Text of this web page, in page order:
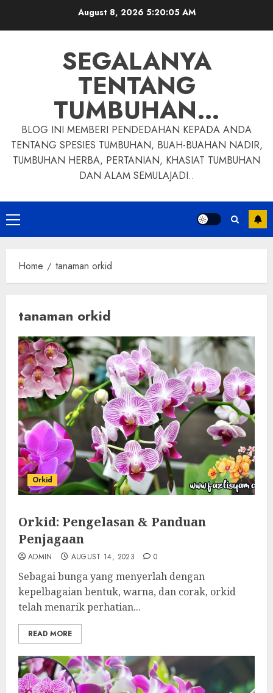
August 8, 2026 5:20:06 AM
SEGALANYA
TENTANG
TUMBUHAN…
BLOG INI MEMBERI PENDEDAHAN KEPADA ANDA
TENTANG SPESIES TUMBUHAN, BUAH-BUAHAN NADIR,
TUMBUHAN HERBA, PERTANIAN, KHASIAT TUMBUHAN
DAN ALAM SEMULAJADI..
Primary
Menu
Home tanaman orkid
tanaman orkid
Orkid
Orkid: Pengelasan & Panduan
Penjagaan
ADMIN AUGUST 14, 2023 0
Sebagai bunga yang menyerlah dengan
kepelbagaian bentuk, warna, dan corak, orkid
telah menarik perhatian...
READ MORE